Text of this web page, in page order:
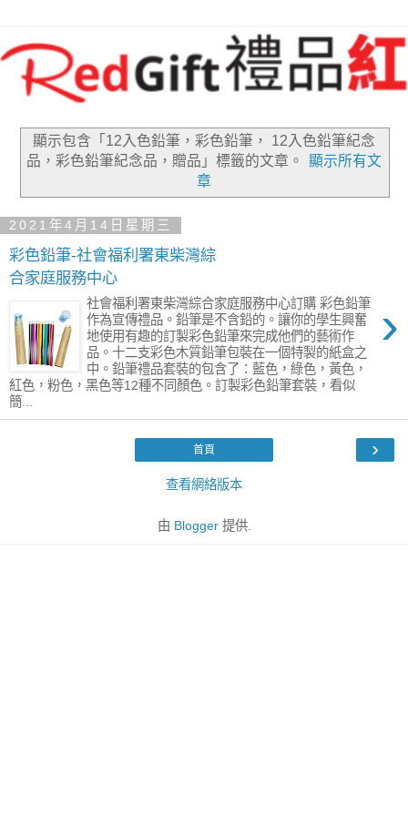
顯示包含「12入色鉛筆，彩色鉛筆， 12入色鉛筆紀念
品，彩色鉛筆紀念品，贈品」 標籤的文章。
顯示所有文
章
2021年4月14日星期三
彩色鉛筆-社會福利署東柴灣綜
合家庭服務中心
›
社會福利署東柴灣綜合家庭服務中心訂購 彩色鉛筆
作為宣傳禮品。鉛筆是不含鉛的。讓你的學生興奮
地使用有趣的訂製彩色鉛筆來完成他們的藝術作
品。十二支彩色木質鉛筆包裝在一個特製的紙盒之
中。鉛筆禮品套裝的包含了：藍色，綠色，黃色，
紅色，粉色，黑色等12種不同顏色。訂製彩色鉛筆套裝，看似
簡...
›
首頁
查看網絡版本
由 Blogger提供.